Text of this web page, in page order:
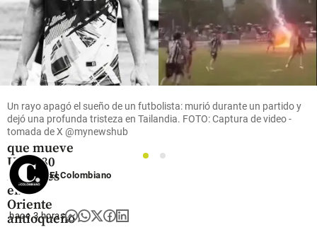
Oriente
Antioqueño
Flores que
cielo: así
es el
negocio
que mueve
US$ 380
millones
en el
Oriente
antioqueño
Un rayo apagó el sueño de un futbolista: murió durante un partido y
dejó una profunda tristeza en Tailandia. FOTO: Captura de video -
tomada de X @mynewshub
1
2
El Colombiano
hace 3 horas